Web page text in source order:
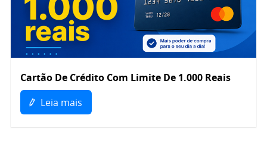
Cartão De Crédito Com Limite De 1.000 Reais
Leia mais